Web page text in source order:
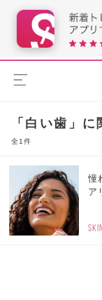
「白い歯」
全1件
憧
ア